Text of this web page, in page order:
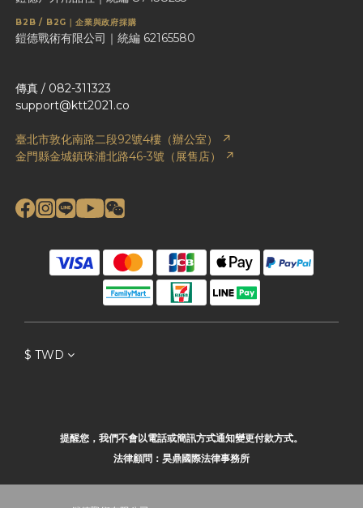
B2B / B2G｜企業與政府採購
鎧德戰術有限公司｜統編 62165580
傳真 / 082-311323
support@ktt2021.co
臺北市敦化南路二段92號4樓（辦公室） ↗
金門縣金城鎮珠浦北路46-3號（展售店） ↗
$ TWD
提醒您，我們不會以電話或簡訊方式通知變更付款方式。
法律顧問：昊鼎國際法律事務所